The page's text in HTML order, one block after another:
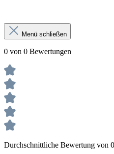
Menü schließen
0 von 0 Bewertungen
Durchschnittliche Bewertung von